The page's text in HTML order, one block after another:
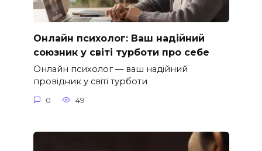
Онлайн психолог: Ваш надійний
союзник у світі турботи про себе
Онлайн психолог — ваш надійний
провідник у світі турботи
0 49